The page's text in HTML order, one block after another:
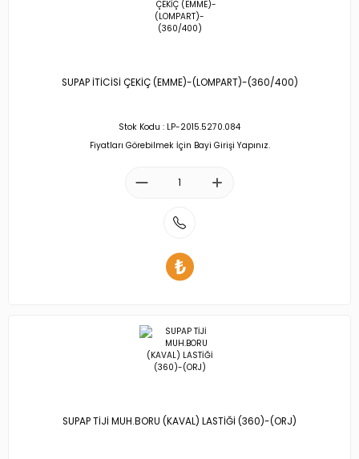
SUPAP İTİCİSİ ÇEKİÇ (EMME)-(LOMPART)-(360/400)
Stok Kodu : LP-2015.5270.084
Fiyatları Görebilmek İçin Bayi Girişi Yapınız.
SUPAP TİJİ MUH.BORU (KAVAL) LASTİĞİ (360)-(ORJ)